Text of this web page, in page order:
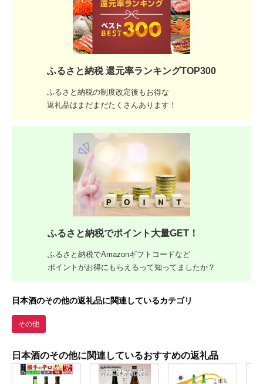
ふるさと納税 還元率ランキングTOP300
ふるさと納税の制度改定後もお得な
返礼品はまだまだたくさんあります！
ふるさと納税でポイント大量GET！
ふるさと納税でAmazonギフトコードなど
ポイントがお得にもらえるって知ってましたか？
日本酒のその他の返礼品に関連しているカテゴリ
その他
日本酒のその他に関連しているおすすめの返礼品